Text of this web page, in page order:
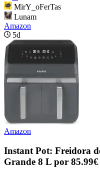
MirY_oFerTas
Lunam
Amazon
5d
Amazon
Instant Pot: Freidora
Grande 8 L por 85.99€